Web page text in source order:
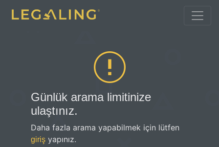
Günlük arama limitinize
ulaştınız.
Daha fazla arama yapabilmek için lütfen
giriş yapınız.